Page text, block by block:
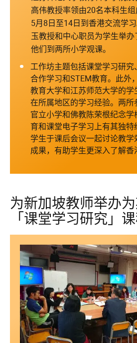
高伟教授率领由20名本科生
5月8日至14日到香港交流学
玉教授和中心职员为学生举
他们到两所小学观课。
工作坊主题包括课堂学习研究
合作学习和STEM教育。此外
教育大学和江苏师范大学的学
在所属地区的学习经验。两所
官立小学和佛教陈荣根纪念
育和课堂电子学习上有其独
学生于课后会议一起讨论教
成果，有助学生更深入了解香
为新加坡教师举办
「课堂学习研究」